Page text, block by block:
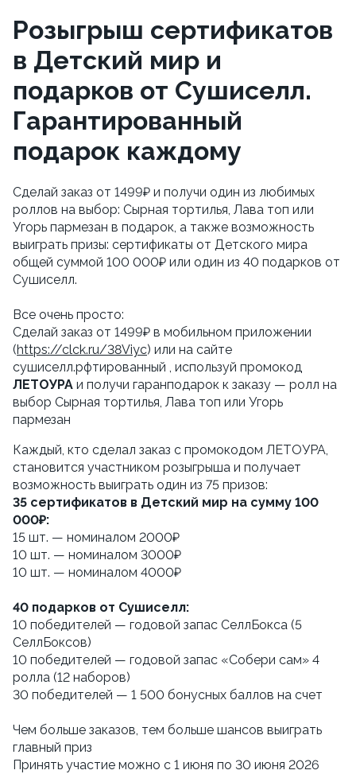
Розыгрыш сертификатов
в Детский мир и
подарков от Сушиселл.
Гарантированный
подарок каждому
Сделай заказ от 1499₽ и получи один из любимых
роллов на выбор: Сырная тортилья, Лава топ или
Угорь пармезан в подарок, а также возможность
выиграть призы: сертификаты от Детского мира
общей суммой 100 000₽ или один из 40 подарков от
Сушиселл.
Все очень просто:
Сделай заказ от 1499₽ в мобильном приложении
(https://clck.ru/38Viyc) или на сайте
ЛЕТОУРА и получи гаранподарок к заказу — ролл на
выбор Сырная тортилья, Лава топ или Угорь
пармезан
Каждый, кто сделал заказ с промокодом ЛЕТОУРА,
становится участником розыгрыша и получает
возможность выиграть один из 75 призов:
35 сертификатов в Детский мир на сумму 100
000₽:
15 шт. — номиналом 2000₽
10 шт. — номиналом 3000₽
10 шт. — номиналом 4000₽
40 подарков от Сушиселл:
10 победителей — годовой запас СеллБокса (5
СеллБоксов)
10 победителей — годовой запас «Собери сам» 4
ролла (12 наборов)
30 победителей — 1 500 бонусных баллов на счет
Чем больше заказов, тем больше шансов выиграть
главный приз
Принять участие можно с 1 июня по 30 июня 2026